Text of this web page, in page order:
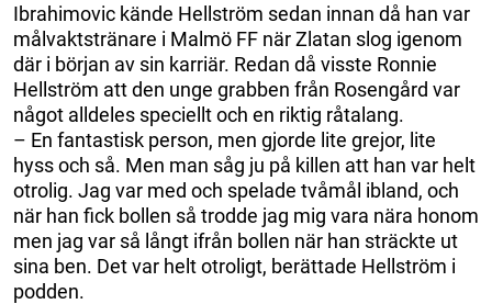
Ibrahimovic kände Hellström sedan innan då han var
målvaktstränare i Malmö FF när Zlatan slog igenom
där i början av sin karriär. Redan då visste Ronnie
Hellström att den unge grabben från Rosengård var
något alldeles speciellt och en riktig råtalang.
– En fantastisk person, men gjorde lite grejor, lite
hyss och så. Men man såg ju på killen att han var helt
otrolig. Jag var med och spelade tvåmål ibland, och
när han fick bollen så trodde jag mig vara nära honom
men jag var så långt ifrån bollen när han sträckte ut
sina ben. Det var helt otroligt, berättade Hellström i
podden.